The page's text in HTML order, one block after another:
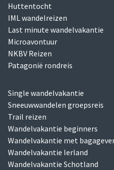
Huttentocht
IML wandelreizen
Last minute wandelvakantie
Microavontuur
NKBV Reizen
Patagonië rondreis
Single wandelvakantie
Sneeuwwandelen groepsreis
Trail reizen
Wandelvakantie beginners
Wandelvakantie met
Wandelvakantie Ierland
Wandelvakantie Schotland